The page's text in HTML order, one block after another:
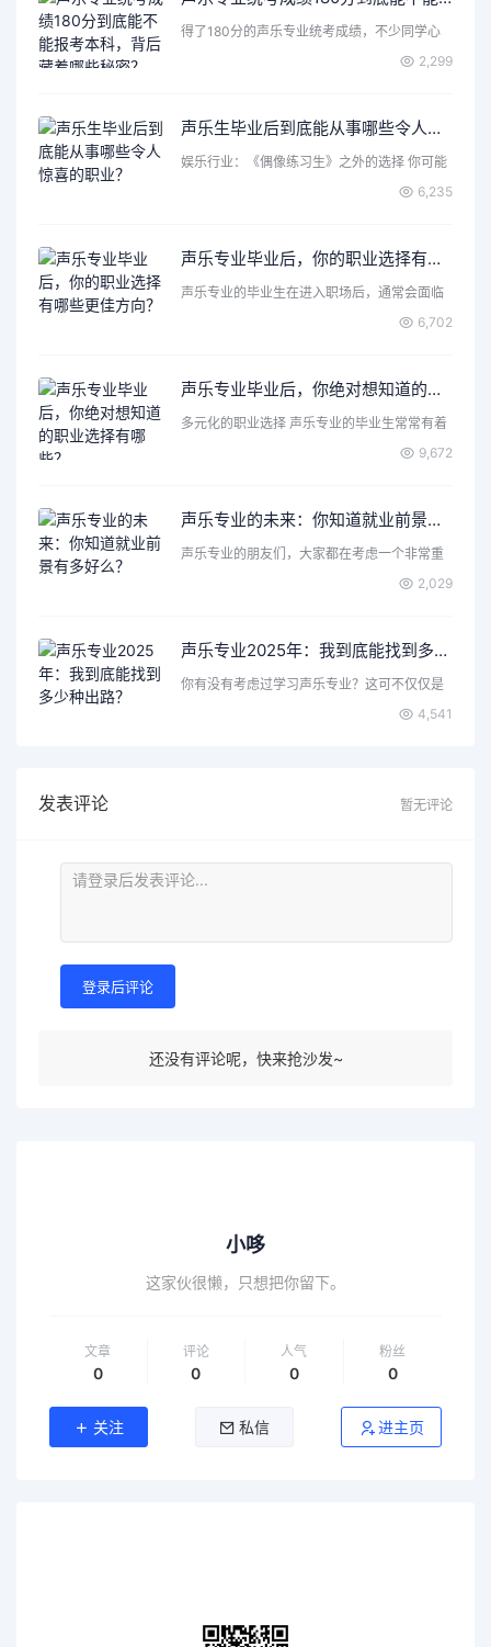
得了180分的声乐专业统考成绩，不少同学心
2,299
声乐生毕业后到底能从事哪些令人惊喜的职业？
娱乐行业：《偶像练习生》之外的选择 你可能
6,235
声乐专业毕业后，你的职业选择有哪些更佳方向？
声乐专业的毕业生在进入职场后，通常会面临
6,702
声乐专业毕业后，你绝对想知道的职业选择有哪些？
多元化的职业选择 声乐专业的毕业生常常有着
9,672
声乐专业的未来：你知道就业前景有多好么？
声乐专业的朋友们，大家都在考虑一个非常重
2,029
声乐专业2025年：我到底能找到多少种出路？
你有没有考虑过学习声乐专业？这可不仅仅是
4,541
发表评论 暂无评论
登录后评论
还没有评论呢，快来抢沙发~
小哆
这家伙很懒，只想把你留下。
文章
0
评论
0
人气
0
粉丝
0
关注 私信 进主页